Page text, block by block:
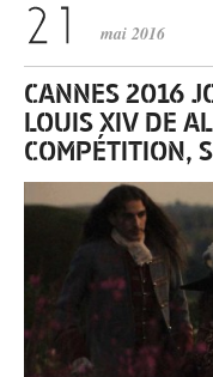
mai 2016
CANNES 2016
LOUIS XIV DE
COMPÉTITION,